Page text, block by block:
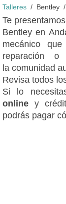
Talleres Bentley
Te
Bentley en
mecánico
reparación
la comunidad
Revisa todos
Si lo
online y
podrás pagar